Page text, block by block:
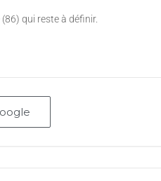
qui reste à définir.